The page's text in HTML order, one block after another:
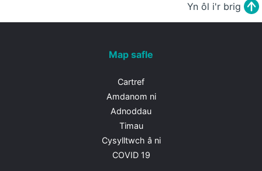
Yn ôl i'r brig
Map safle
Cartref
Amdanom ni
Adnoddau
Timau
Cysylltwch â ni
COVID 19